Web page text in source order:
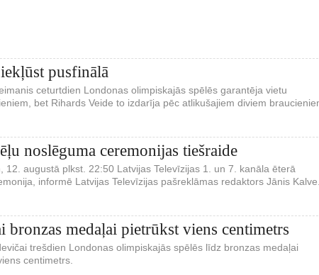
pusfinālā
ceturtdien Londonas olimpiskajās spēlēs garantēja vietu
bet Rihards Veide to izdarīja pēc atlikušajiem diviem
noslēguma ceremonijas tiešraide
augustā plkst. 22:50 Latvijas Televīzijas 1. un 7. kanāla ēterā
informē Latvijas Televīzijas pašreklāmas redaktors Jānis Kalve.
medaļai pietrūkst viens centimetrs
trešdien Londonas olimpiskajās spēlēs līdz bronzas medaļai
centimetrs.